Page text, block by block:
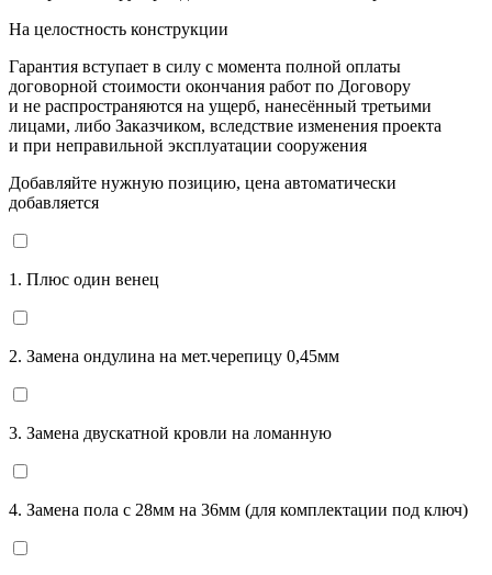
На целостность конструкции
Гарантия вступает в силу с момента полной оплаты
договорной стоимости окончания работ по Договору
и не распространяются на ущерб, нанесённый третьими
лицами, либо Заказчиком, вследствие изменения проекта
и при неправильной эксплуатации сооружения
Добавляйте нужную позицию, цена автоматически
добавляется
1. Плюс один венец
2. Замена ондулина на мет.черепицу 0,45мм
3. Замена двускатной кровли на ломанную
4. Замена пола с 28мм на 36мм (для комплектации под ключ)